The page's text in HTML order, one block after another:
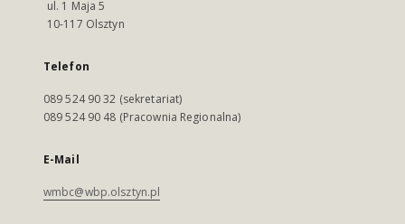
ul. 1 Maja 5
10-117 Olsztyn
Telefon
089 524 90 32 (sekretariat)
089 524 90 48 (Pracownia Regionalna)
E-Mail
wmbc@wbp.olsztyn.pl